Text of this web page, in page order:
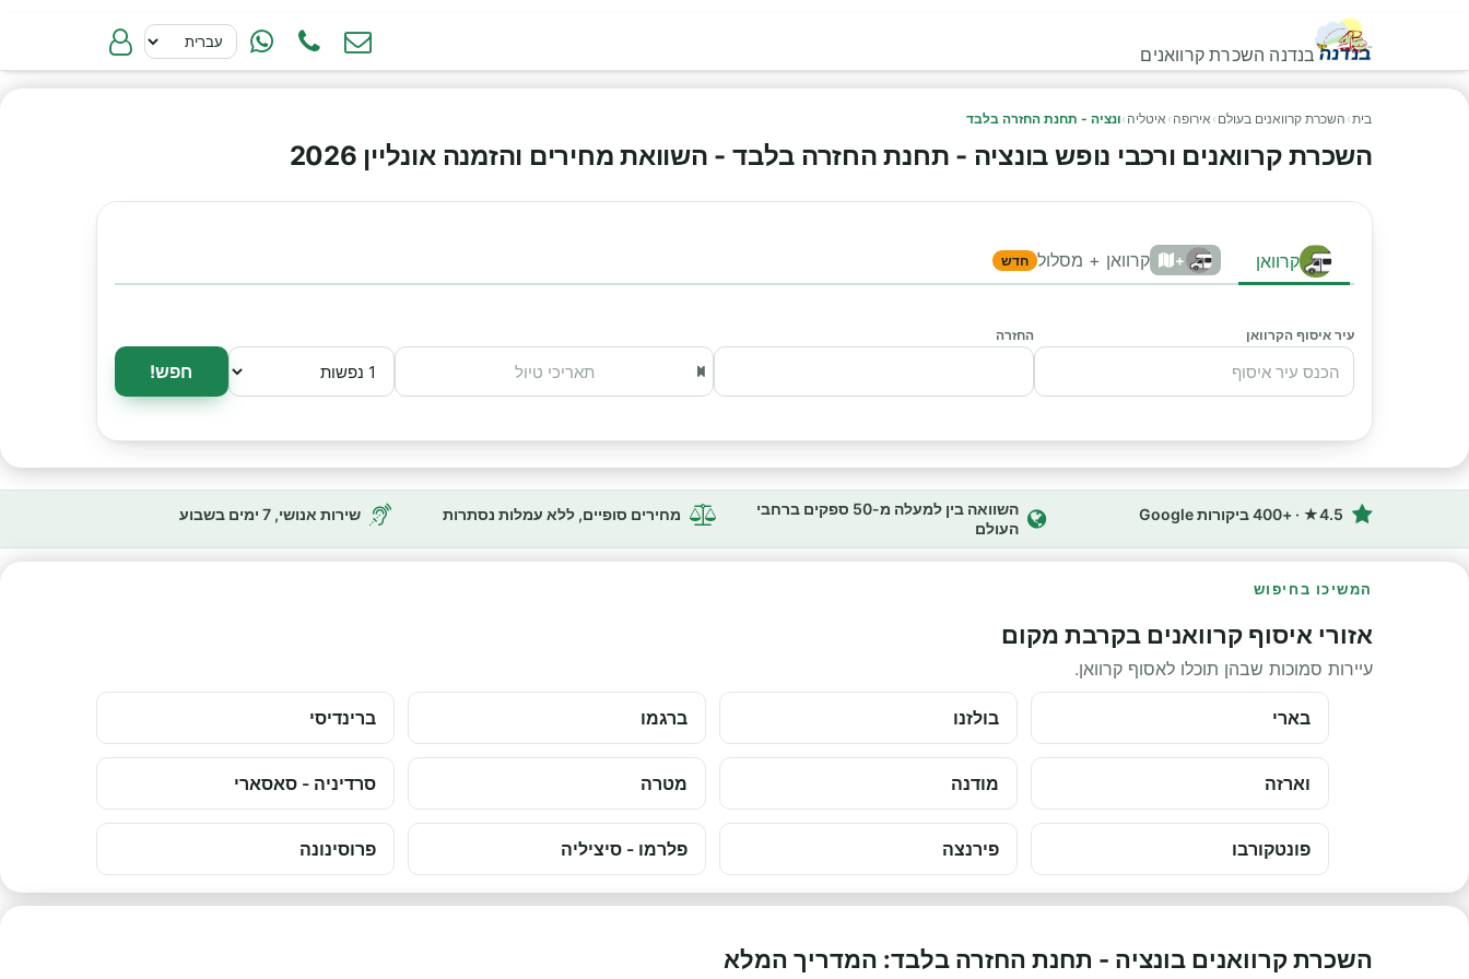
בנדנה השכרת קרוואנים
בית› השכרת קרוואנים בעולם › אירופה › איטליה ›ונציה - תחנת החזרה בלבד
השכרת קרוואנים ורכבי נופש בונציה - תחנת החזרה בלבד - השוואת מחירים והזמנה אונליין 2026
קרוואן + קרוואן + מסלול חדש
עיר איסוף הקרוואן החזרה
חפש!
4.5★ · +400 ביקורות Google
השוואה בין למעלה מ-50 ספקים ברחבי
העולם
מחירים סופיים, ללא עמלות נסתרות שירות אנושי, 7 ימים בשבוע
המשיכו בחיפוש
אזורי איסוף קרוואנים בקרבת מקום
עיירות סמוכות שבהן תוכלו לאסוף קרוואן.
בארי בולזנו ברגמו ברינדיסי
וארזה מודנה מטרה סרדיניה - סאסארי
פונטקורבו פירנצה פלרמו - סיציליה פרוסינונה
השכרת קרוואנים בונציה - תחנת החזרה בלבד: המדריך המלא